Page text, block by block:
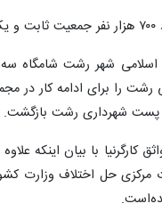
شهر رشت شامگاه
شهرداری رشت بازگشت.
کارگرنیا با بیان اینکه